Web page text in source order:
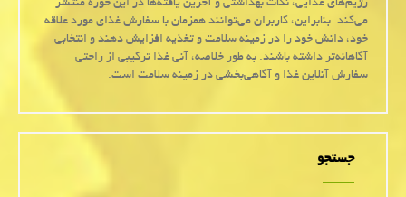
رژیم‌های غذایی، نکات بهداشتی و آخرین یافته‌ها در این حوزه منتشر
می‌کند. بنابراین، کاربران می‌توانند همزمان با سفارش غذای مورد علاقه
خود، دانش خود را در زمینه سلامت و تغذیه افزایش دهند و انتخابی
آگاهانه‌تر داشته باشند. به طور خلاصه، آنی غذا ترکیبی از راحتی
سفارش آنلاین غذا و آگاهی‌بخشی در زمینه سلامت است.
جستجو